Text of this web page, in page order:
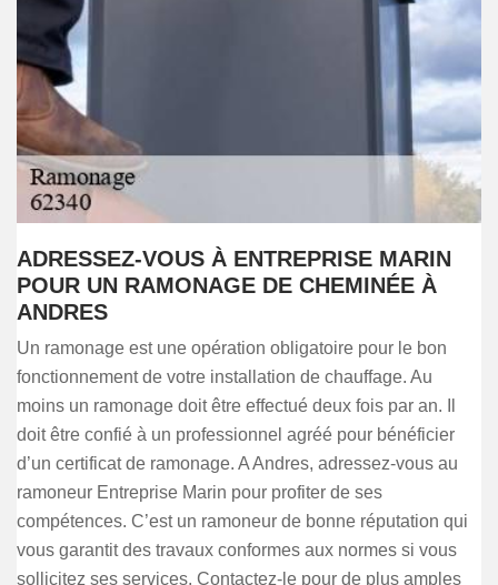
ADRESSEZ-VOUS À ENTREPRISE MARIN
POUR UN RAMONAGE DE CHEMINÉE À
ANDRES
Un ramonage est une opération obligatoire pour le bon
fonctionnement de votre installation de chauffage. Au
moins un ramonage doit être effectué deux fois par an. Il
doit être confié à un professionnel agréé pour bénéficier
d’un certificat de ramonage. A Andres, adressez-vous au
ramoneur Entreprise Marin pour profiter de ses
compétences. C’est un ramoneur de bonne réputation qui
vous garantit des travaux conformes aux normes si vous
sollicitez ses services. Contactez-le pour de plus amples